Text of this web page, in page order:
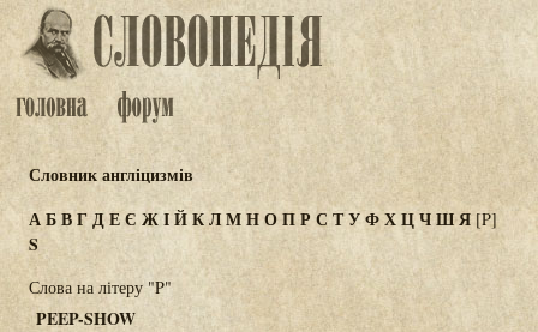
Словник англіцизмів
АБВГДЕЄ ЖІЙКЛМНОПР С ТУФХЦЧШЯ [P]
S
Слова на літеру "P"
PEEP-SHOW